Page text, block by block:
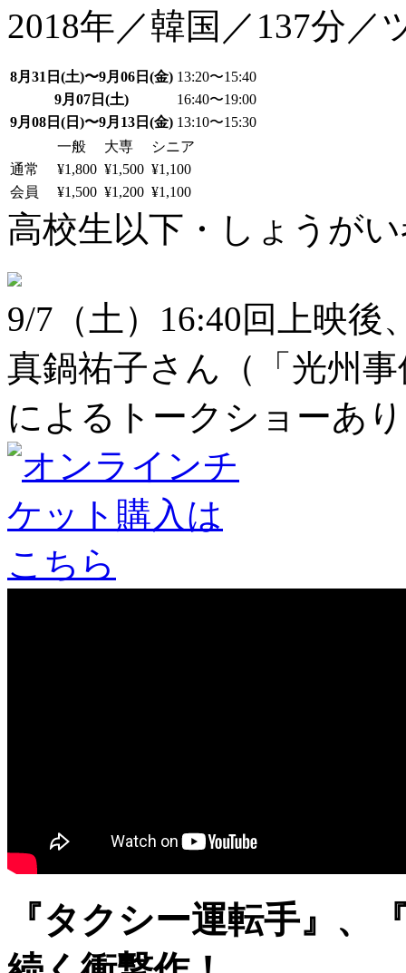
2018年／韓国／137分／
8月31日(土)〜9月06日(金) 13:20〜15:40
9月07日(土)
16:40〜19:00
9月08日(日)〜9月13日(金) 13:10〜15:30
一般
大専
シニア
通常
¥1,800 ¥1,500 ¥1,100
会員
¥1,500 ¥1,200 ¥1,100
高校生以下・しょうがい
9/7（土）16:40回上映後
真鍋祐子さん（「光州
によるトークショーあ
『タクシー運転手』、